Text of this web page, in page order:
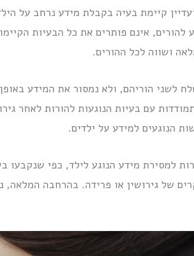
קיימת בעיה בקבלת מידע נרחב על
אינם פותרים את כל הבעיות
ושווה לכל ההורים.
לשני הוריהם, ולא נמסור את המידע
עם בעיות הנוגעות להורות לאחר
הנוגעים למידע על ילדים.
של גירושין או פרידה. בהרחבה המלאה,